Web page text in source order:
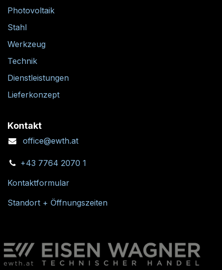
Photovoltaik
Stahl
Werkzeug
Technik
Dienstleistungen
Lieferkonzept
Kontakt
office@ewth.at
+43 7764 2070 1
Kontaktformular
Standort + Öffnungszeiten